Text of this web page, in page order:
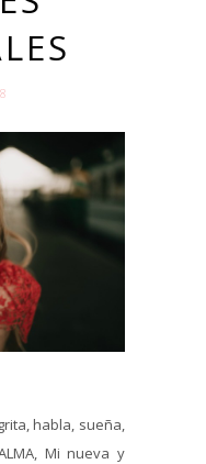
habla, sueña,
Mi nueva y